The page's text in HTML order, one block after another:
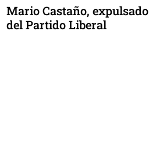
Mario Castaño, expulsado
del Partido Liberal